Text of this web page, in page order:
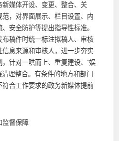
媒体开设、变更、整合、关
，对界面展示、栏目设置、内
安全防护等提出指导性标准。
稿件时统一标注拟稿人、审核
息来源和审核人，进一步夯实
针对一哄而上、重复建设、“娱
清理整合。有条件的地方和部门
合工作要求的政务新媒体提前
督保障